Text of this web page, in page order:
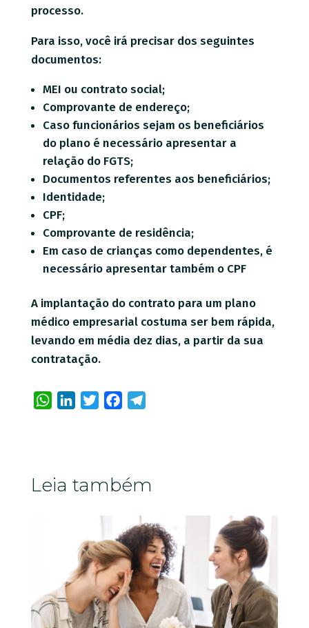
processo.
Para isso, você irá precisar dos seguintes
documentos:
MEI ou contrato social;
Comprovante de endereço;
Caso funcionários sejam os beneficiários
do plano é necessário apresentar a
relação do FGTS;
Documentos referentes aos beneficiários;
Identidade;
CPF;
Comprovante de residência;
Em caso de crianças como dependentes, é
necessário apresentar também o CPF
A implantação do contrato para um plano
médico empresarial costuma ser bem rápida,
levando em média dez dias, a partir da sua
contratação.
WhatsApp
LinkedInTwitterFacebook
Leia também